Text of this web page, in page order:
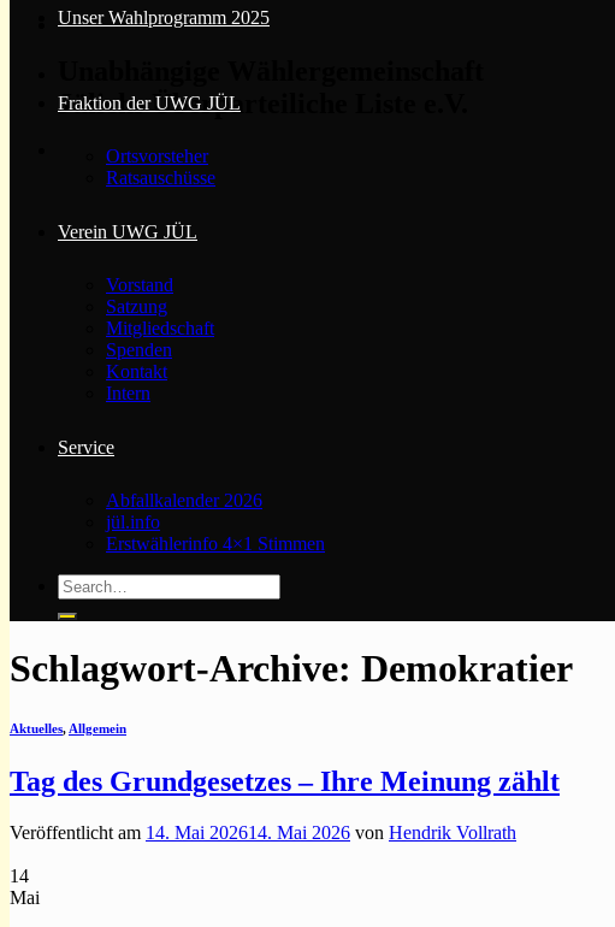
Jülichs Überparteiliche Liste e.V.
Unser Wahlprogramm 2025
Fraktion der UWG JÜL
Ortsvorsteher
Ratsauschüsse
Verein UWG JÜL
Vorstand
Satzung
Mitgliedschaft
Spenden
Kontakt
Intern
Service
Abfallkalender 2026
jül.info
Erstwählerinfo 4×1 Stimmen
Schlagwort-Archive: Demokratier
Aktuelles,Allgemein
Tag des Grundgesetzes – Ihre Meinung zählt
Veröffentlicht am 14. Mai 202614. Mai 2026 von Hendrik Vollrath
14
Mai